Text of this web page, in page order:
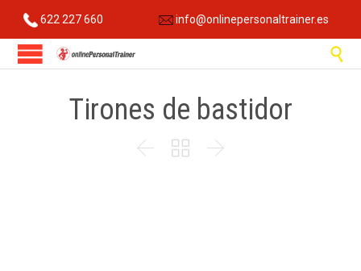
622 227 660 info@onlinepersonaltrainer.es

Tirones de bastidor
  